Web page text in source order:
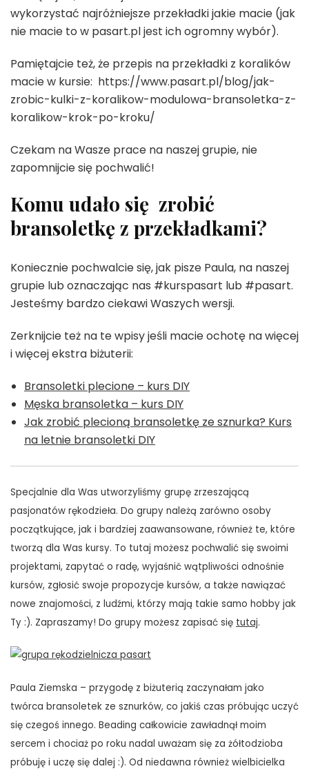
wykorzystać najróżniejsze przekładki jakie macie (jak
nie macie to w pasart.pl jest ich ogromny wybór).
Pamiętajcie też, że przepis na przekładki z koralików
macie w kursie: https://www.pasart.pl/blog/jak-
zrobic-kulki-z-koralikow-modulowa-bransoletka-z-
koralikow-krok-po-kroku/
Czekam na Wasze prace na naszej grupie, nie
zapomnijcie się pochwalić!
Komu udało się zrobić
bransoletkę z przekładkami?
Koniecznie pochwalcie się, jak pisze Paula, na naszej
grupie lub oznaczając nas #kurspasart lub #pasart.
Jesteśmy bardzo ciekawi Waszych wersji.
Zerknijcie też na te wpisy jeśli macie ochotę na więcej
i więcej ekstra biżuterii:
Bransoletki plecione – kurs DIY
Męska bransoletka – kurs DIY
Jak zrobić plecioną bransoletkę ze sznurka? Kurs
na letnie bransoletki DIY
Specjalnie dla Was utworzyliśmy grupę zrzeszającą
pasjonatów rękodzieła. Do grupy należą zarówno osoby
początkujące, jak i bardziej zaawansowane, również te, które
tworzą dla Was kursy. To tutaj możesz pochwalić się swoimi
projektami, zapytać o radę, wyjaśnić wątpliwości odnośnie
kursów, zgłosić swoje propozycje kursów, a także nawiązać
nowe znajomości, z ludźmi, którzy mają takie samo hobby jak
Ty :). Zapraszamy! Do grupy możesz zapisać się tutaj.
Paula Ziemska – przygodę z biżuterią zaczynałam jako
twórca bransoletek ze sznurków, co jakiś czas próbując uczyć
się czegoś innego. Beading całkowicie zawładnął moim
sercem i chociaż po roku nadal uważam się za żółtodzioba
próbuję i uczę się dalej :). Od niedawna również wielbicielka